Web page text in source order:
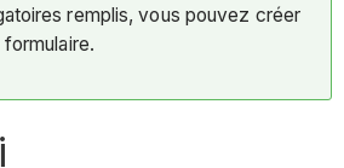
remplis, vous pouvez créer